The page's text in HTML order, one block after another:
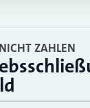
ZAHLEN